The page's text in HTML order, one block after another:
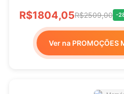
R$1804,05R$2509,00 -
Ver na PROMOÇÕES